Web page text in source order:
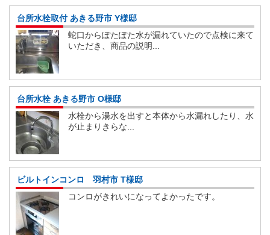
台所水栓取付 あきる野市 Y様邸
蛇口からぽたぽた水が漏れていたので点検に来て
いただき、商品の説明...
台所水栓 あきる野市 O様邸
水栓から湯水を出すと本体から水漏れしたり、水
が止まりきらな...
ビルトインコンロ 羽村市 T様邸
コンロがきれいになってよかったです。